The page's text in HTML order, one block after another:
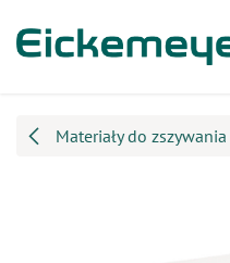
Materiały do zszywania